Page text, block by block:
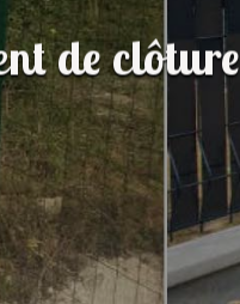
de clôture